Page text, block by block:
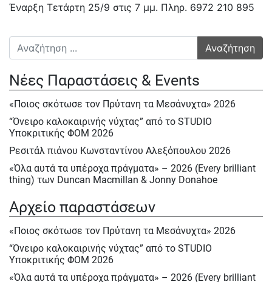
Έναρξη Τετάρτη 25/9 στις 7 μμ. Πληρ. 6972 210 895
Πλοήγηση άρθρων
Αναζήτηση για:
Νέες Παραστάσεις & Events
«Ποιος σκότωσε τον Πρύτανη τα Μεσάνυχτα» 2026
“Όνειρο καλοκαιρινής νύχτας” από το STUDIO
Υποκριτικής ΦΟΜ 2026
Ρεσιτάλ πιάνου Κωνσταντίνου Αλεξόπουλου 2026
«Όλα αυτά τα υπέροχα πράγματα» – 2026 (Every brilliant
thing) των Duncan Macmillan & Jonny Donahoe
Σάββατο 23/5, Κυρ.24/5 & Δευτ.25/5/2026
Ε΄ Πολιτιστική ΄Ανοιξη στον ΦΟΜ 2026
Ε΄ Πολιτιστική Άνοιξη 2026
Ηρακλής Πασχαλίδης, Σάββατο 9 Μαίου 2026
Αφιέρωμα στον Νίκο Περέλη 15/12/2025
Αρχείο παραστάσεων
«Ποιος σκότωσε τον Πρύτανη τα Μεσάνυχτα» 2026
“Όνειρο καλοκαιρινής νύχτας” από το STUDIO
Υποκριτικής ΦΟΜ 2026
«Όλα αυτά τα υπέροχα πράγματα» – 2026 (Every brilliant